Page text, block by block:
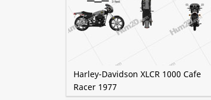
Harley-Davidson XLCR 1000 Cafe
Racer 1977